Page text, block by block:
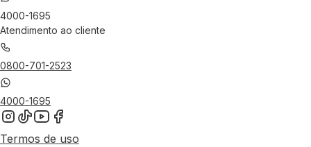
4000-1695
Atendimento ao cliente
0800-701-2523
4000-1695
Termos de uso